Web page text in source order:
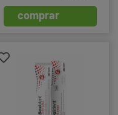
comprar